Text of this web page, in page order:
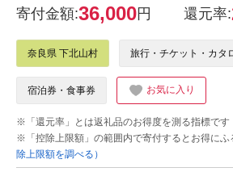
寄付金額:36,000円 還元率:
奈良県 下北山村 旅行・チケット・カタ
宿泊券・食事券 お気に入り
※「還元率」とは返礼品のお得度を測る指標です
※「控除上限額」の範囲内で寄付するとお得にふ
除上限額を調べる）